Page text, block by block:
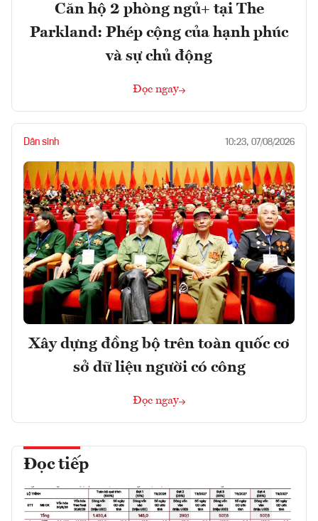
Căn hộ 2 phòng ngủ+ tại The
Parkland: Phép cộng của hạnh phúc
và sự chủ động
Đọc ngay
Dân sinh 10:23, 07/08/2026
Xây dựng đồng bộ trên toàn quốc cơ
sở dữ liệu người có công
Đọc ngay
Đọc tiếp